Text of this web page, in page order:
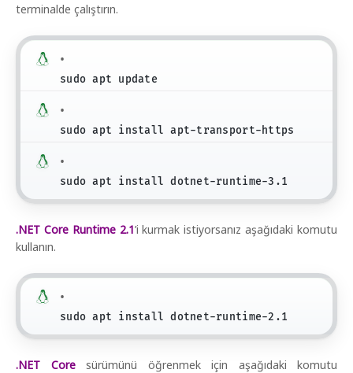
terminalde çalıştırın.
sudo apt update
sudo apt install apt-transport-https
sudo apt install dotnet-runtime-3.1
.NET Core Runtime 2.1’i kurmak istiyorsanız aşağıdaki komutu
kullanın.
sudo apt install dotnet-runtime-2.1
.NET Coresürümünü öğrenmek için aşağıdaki komutu